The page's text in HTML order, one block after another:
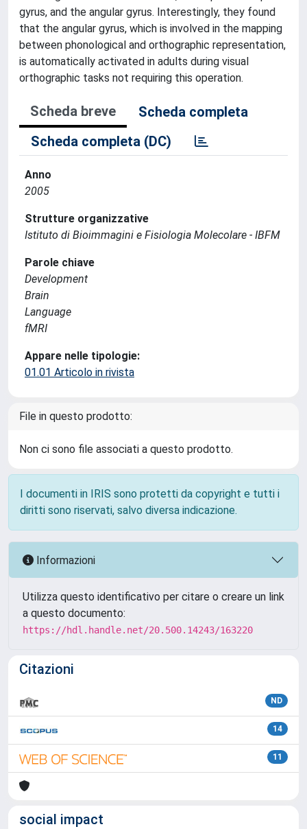
gyrus, and the angular gyrus. Interestingly, they found
that the angular gyrus, which is involved in the mapping
between phonological and orthographic representation,
is automatically activated in adults during visual
orthographic tasks not requiring this operation.
Scheda breve
Scheda completa
Scheda completa (DC)
Anno
2005
Strutture organizzative
Istituto di Bioimmagini e Fisiologia Molecolare - IBFM
Parole chiave
Development
Brain
Language
fMRI
Appare nelle tipologie:
01.01 Articolo in rivista
File in questo prodotto:
Non ci sono file associati a questo prodotto.
I documenti in IRIS sono protetti da copyright e tutti i
diritti sono riservati, salvo diversa indicazione.
Informazioni
Utilizza questo identificativo per citare o creare un link
a questo documento:
https://hdl.handle.net/20.500.14243/163220
Citazioni
ND
14
11
social impact